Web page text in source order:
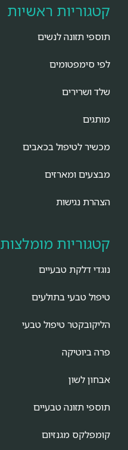
קטגוריות ראשיות
תוספי תזונה לנשים
לפי סימפטומים
שלד ושרירים
מותגים
מכשיר לטיפול בכאבים
מבצעים ומארזים
הצהרת נגישות
קטגוריות מומלצות
נוגדי דלקת טבעיים
טיפול טבעי בתולעים
הליקובקטר טיפול טבעי
פרה ביוטיקה
אבחון לשון
תוספי תזונה טבעיים
קומפלקס מגנזיום